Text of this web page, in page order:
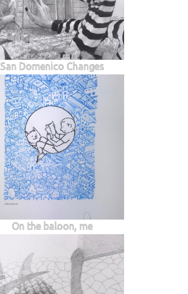
San Domenico Changes
On the baloon, me